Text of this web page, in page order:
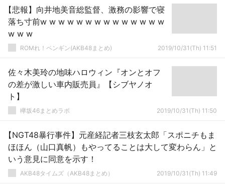
【悲報】向井地美音総監督、激務の影響で寝
落ち寸前w w w w w w w w w w w w w w
w w w
ROMれ！ペンギン(AKB48まとめ) 2019/10/31(Th) 11:51
佐々木美玲の地味ハロウィン『オンとオフ
の差が激しい車内販売員』【シブヤノオ
ト】
欅坂46まとめラボ 2019/10/31(Th) 11:50
【NGT48暴行事件】元産経記者三枝玄太郎「スポニチもま
ほほん（山口真帆）もやってることは大して変わらん」と
いう意見に同意を示す！
AKB48タイムズ（AKB48まとめ） 2019/10/31(Th) 11:49